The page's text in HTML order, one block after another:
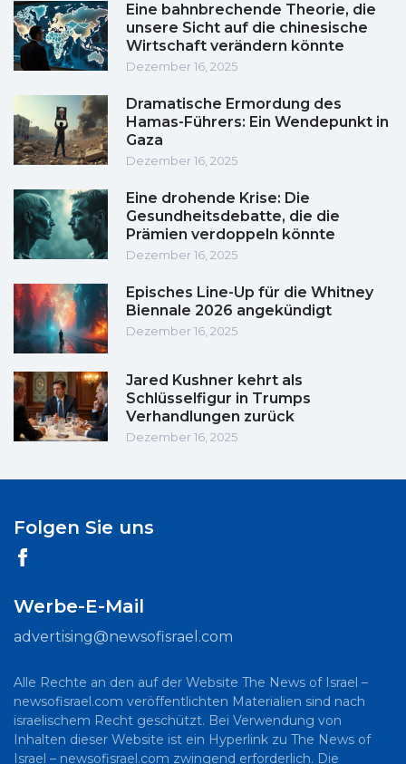
Eine bahnbrechende Theorie, die
unsere Sicht auf die chinesische
Wirtschaft verändern könnte
Dezember 16, 2025
Dramatische Ermordung des
Hamas-Führers: Ein Wendepunkt in
Gaza
Dezember 16, 2025
Eine drohende Krise: Die
Gesundheitsdebatte, die die
Prämien verdoppeln könnte
Dezember 16, 2025
Episches Line-Up für die Whitney
Biennale 2026 angekündigt
Dezember 16, 2025
Jared Kushner kehrt als
Schlüsselfigur in Trumps
Verhandlungen zurück
Dezember 16, 2025
Folgen Sie uns
Werbe-E-Mail
advertising@newsofisrael.com
Alle Rechte an den auf der Website The News of Israel –
newsofisrael.com veröffentlichten Materialien sind nach
israelischem Recht geschützt. Bei Verwendung von
Inhalten dieser Website ist ein Hyperlink zu The News of
Israel – newsofisrael.com zwingend erforderlich. Die